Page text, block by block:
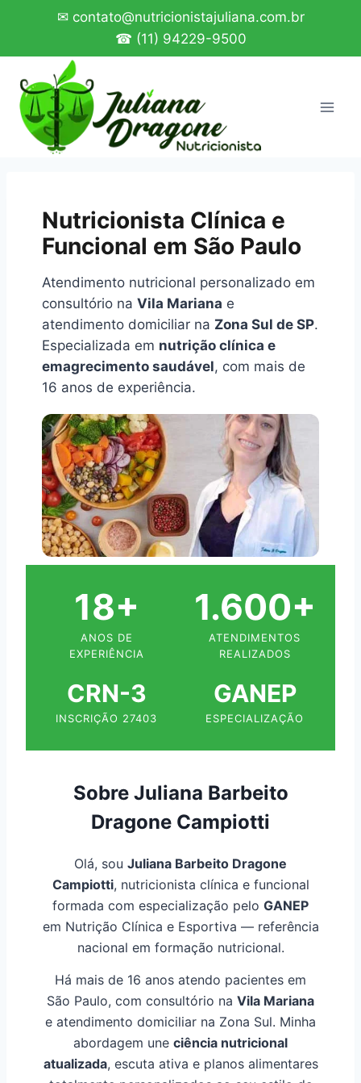
o
Conteúdo
✉ contato@nutricionistajuliana.com.br
☎ (11) 94229-9500
Nutricionista Clínica e
Funcional em São Paulo
Atendimento nutricional personalizado em
consultório na Vila Mariana e
atendimento domiciliar na Zona Sul de SP.
Especializada em nutrição clínica e
emagrecimento saudável, com mais de
16 anos de experiência.
18+
ANOS DE
EXPERIÊNCIA
1.600+
ATENDIMENTOS
REALIZADOS
CRN-3
INSCRIÇÃO 27403
GANEP
ESPECIALIZAÇÃO
Sobre Juliana Barbeito
Dragone Campiotti
Olá, sou Juliana Barbeito Dragone
Campiotti, nutricionista clínica e funcional
formada com especialização pelo GANEP
em Nutrição Clínica e Esportiva — referência
nacional em formação nutricional.
Há mais de 16 anos atendo pacientes em
São Paulo, com consultório na Vila Mariana
e atendimento domiciliar na Zona Sul. Minha
abordagem une ciência nutricional
atualizada, escuta ativa e planos alimentares